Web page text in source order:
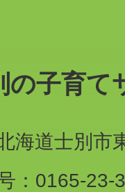
の子育て
海道士別市
：0165-23-